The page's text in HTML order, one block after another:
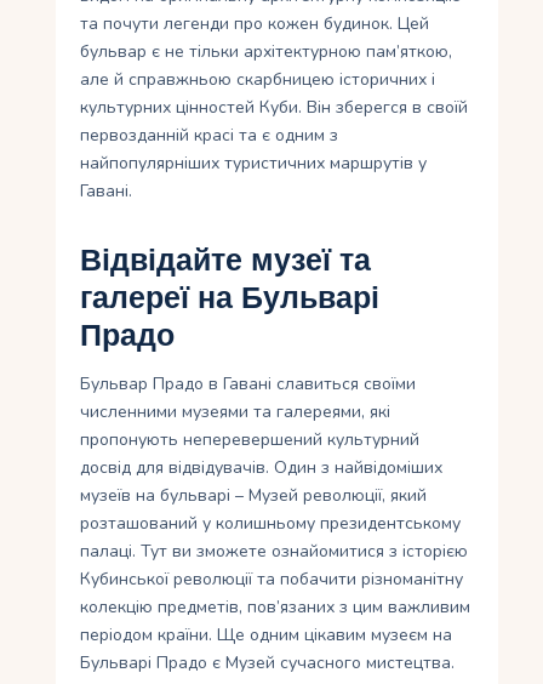
та почути легенди про кожен будинок. Цей
бульвар є не тільки архітектурною пам’яткою,
але й справжньою скарбницею історичних і
культурних цінностей Куби. Він зберегся в своїй
первозданній красі та є одним з
найпопулярніших туристичних маршрутів у
Гавані.
Відвідайте музеї та
галереї на Бульварі
Прадо
Бульвар Прадо в Гавані славиться своїми
численними музеями та галереями, які
пропонують неперевершений культурний
досвід для відвідувачів. Один з найвідоміших
музеїв на бульварі – Музей революції, який
розташований у колишньому президентському
палаці. Тут ви зможете ознайомитися з історією
Кубинської революції та побачити різноманітну
колекцію предметів, пов’язаних з цим важливим
періодом країни. Ще одним цікавим музеєм на
Бульварі Прадо є Музей сучасного мистецтва.